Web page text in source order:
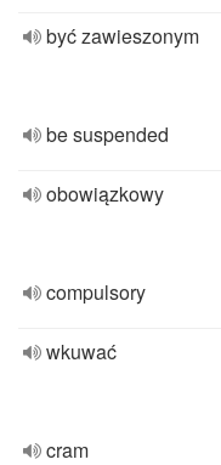
być zawieszonym
be suspended
obowiązkowy
compulsory
wkuwać
cram